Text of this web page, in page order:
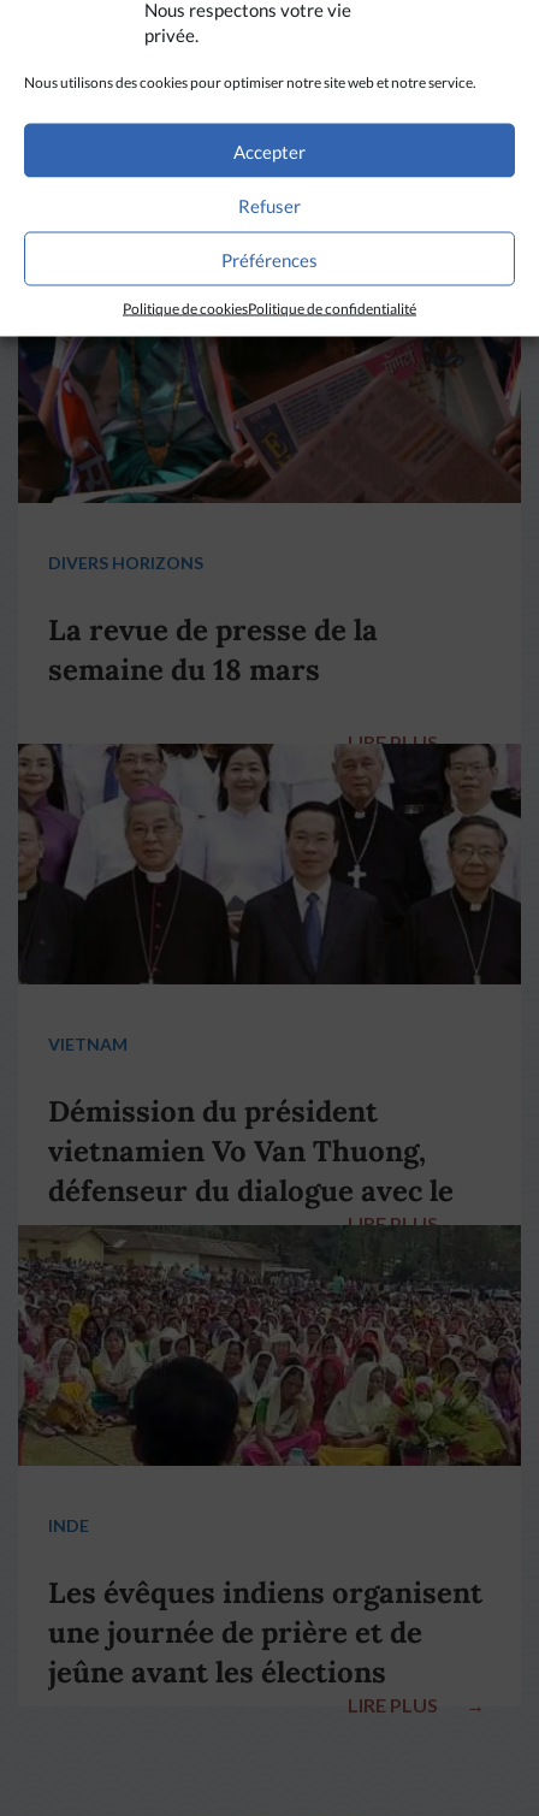
Nous respectons votre vie
privée.
Nous utilisons des cookies pour optimiser notre site web et notre service.
Accepter
Refuser
Préférences
Politique de cookiesPolitique de confidentialité
A LIRE AUSSI
DIVERS HORIZONS
La revue de presse de la
semaine du 18 mars
LIRE PLUS →
VIETNAM
Démission du président
vietnamien Vo Van Thuong,
défenseur du dialogue avec le
pape François
LIRE PLUS →
INDE
Les évêques indiens organisent
une journée de prière et de
jeûne avant les élections
LIRE PLUS →